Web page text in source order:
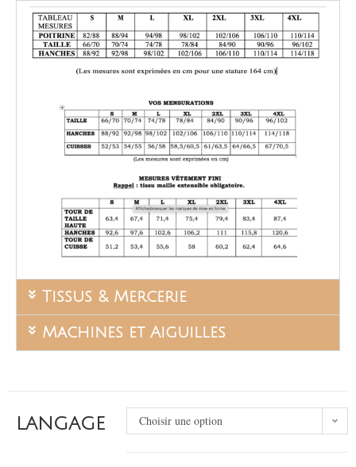
Tissus & Mercerie
Machines et Aiguilles
LANGAGE Choisir une option